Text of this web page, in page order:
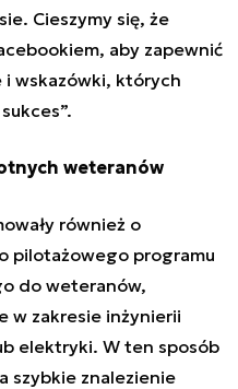
Cieszymy się, że
aby zapewnić
i wskazówki, których
weteranów
również o
pilotażowego programu
do weteranów,
w zakresie inżynierii
elektryki. W ten sposób
szybkie znalezienie